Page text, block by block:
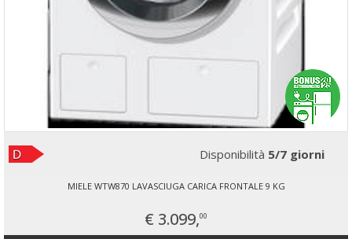
Disponibilità 5/7 giorni
MIELE WTW870 LAVASCIUGA CARICA FRONTALE 9 KG
€ 3.099,00